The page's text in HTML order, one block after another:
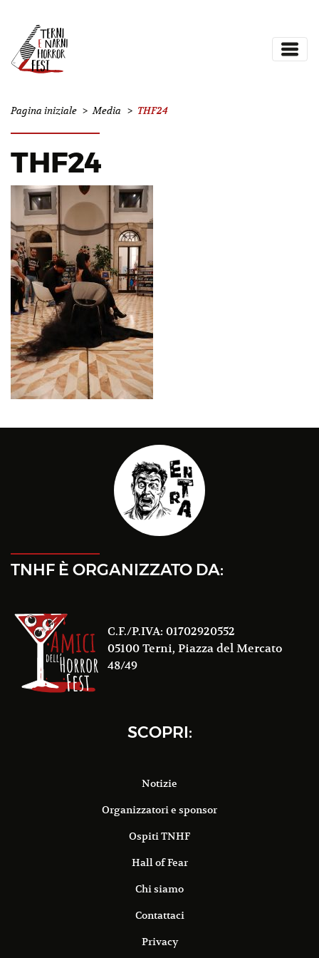
Pagina iniziale > Media > THF24
THF24
TNHF È ORGANIZZATO DA:
C.F./P.IVA: 01702920552
05100 Terni, Piazza del Mercato
48/49
SCOPRI:
Notizie
Organizzatori e sponsor
Ospiti TNHF
Hall of Fear
Chi siamo
Contattaci
Privacy